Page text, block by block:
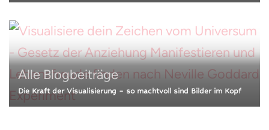
Alle Blogbeiträge
Die Kraft der Visualisierung – so machtvoll sind Bilder im Kopf